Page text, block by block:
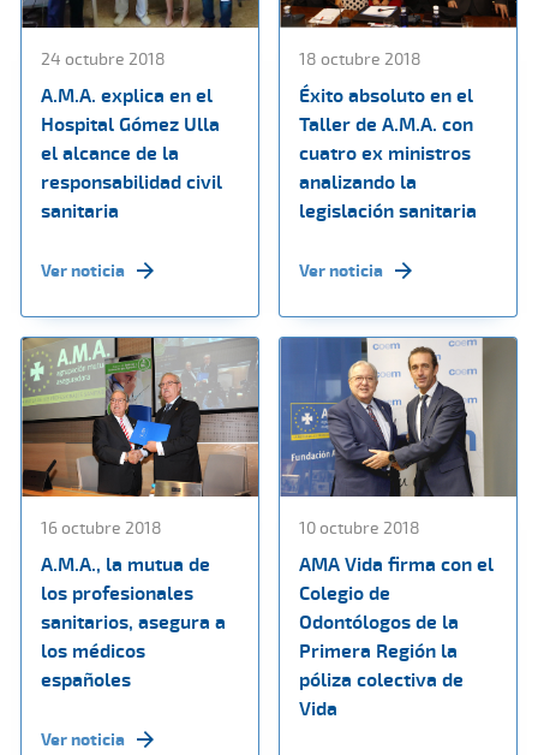
24 octubre 2018
A.M.A. explica en el
Hospital Gómez Ulla
el alcance de la
responsabilidad civil
sanitaria
Ver noticia
18 octubre 2018
Éxito absoluto en el
Taller de A.M.A. con
cuatro ex ministros
analizando la
legislación sanitaria
Ver noticia
16 octubre 2018
A.M.A., la mutua de
los profesionales
sanitarios, asegura a
los médicos
españoles
Ver noticia
10 octubre 2018
AMA Vida firma con el
Colegio de
Odontólogos de la
Primera Región la
póliza colectiva de
Vida